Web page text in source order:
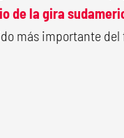
de la gira
más importante